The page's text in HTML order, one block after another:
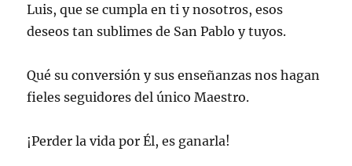
Luis, que se cumpla en ti y nosotros, esos
deseos tan sublimes de San Pablo y tuyos.
Qué su conversión y sus enseñanzas nos hagan
fieles seguidores del único Maestro.
¡Perder la vida por Él, es ganarla!